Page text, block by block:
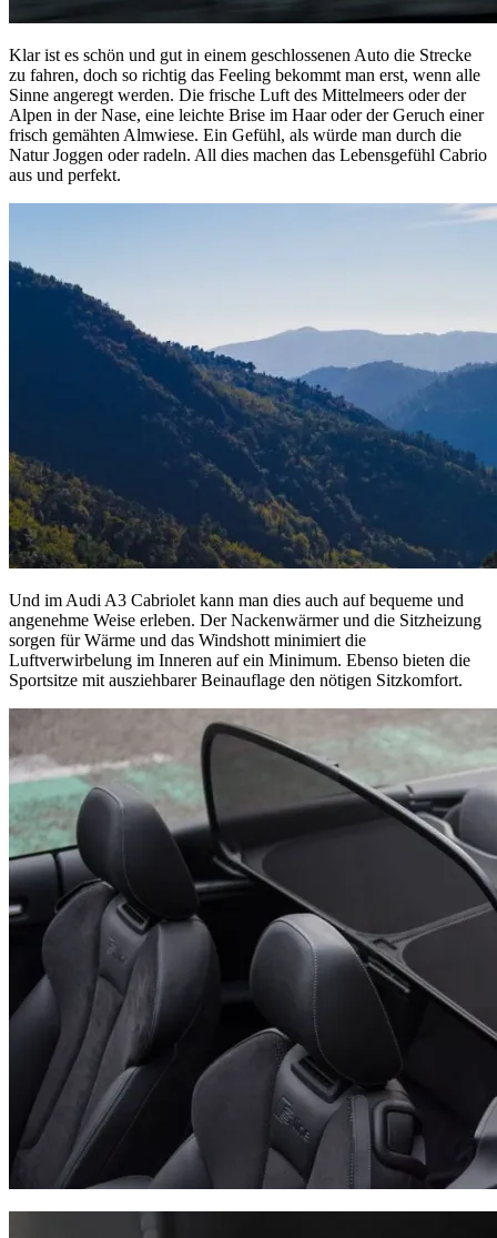
Klar ist es schön und gut in einem geschlossenen Auto die Strecke
zu fahren, doch so richtig das Feeling bekommt man erst, wenn alle
Sinne angeregt werden. Die frische Luft des Mittelmeers oder der
Alpen in der Nase, eine leichte Brise im Haar oder der Geruch einer
frisch gemähten Almwiese. Ein Gefühl, als würde man durch die
Natur Joggen oder radeln. All dies machen das Lebensgefühl Cabrio
aus und perfekt.
Und im Audi A3 Cabriolet kann man dies auch auf bequeme und
angenehme Weise erleben. Der Nackenwärmer und die Sitzheizung
sorgen für Wärme und das Windshott minimiert die
Luftverwirbelung im Inneren auf ein Minimum. Ebenso bieten die
Sportsitze mit ausziehbarer Beinauflage den nötigen Sitzkomfort.